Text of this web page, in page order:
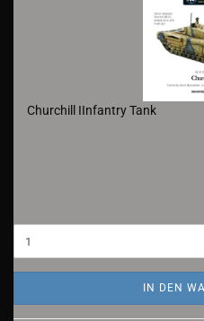
Churchill IInfantry Tank
IN DEN